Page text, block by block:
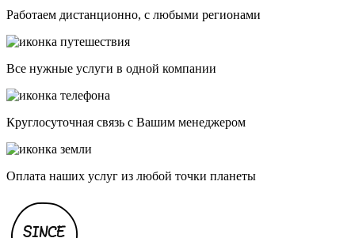
Работаем дистанционно, с любыми регионами
Все нужные услуги в одной компании
Круглосуточная связь с Вашим менеджером
Оплата наших услуг из любой точки планеты